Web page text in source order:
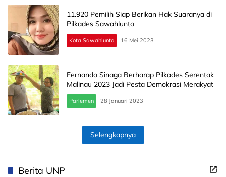
11.920 Pemilih Siap Berikan Hak Suaranya di
Pilkades Sawahlunto
Kota Sawahlunto 16 Mei 2023
Fernando Sinaga Berharap Pilkades Serentak
Malinau 2023 Jadi Pesta Demokrasi Merakyat
Parlemen 28 Januari 2023
Selengkapnya
Berita UNP